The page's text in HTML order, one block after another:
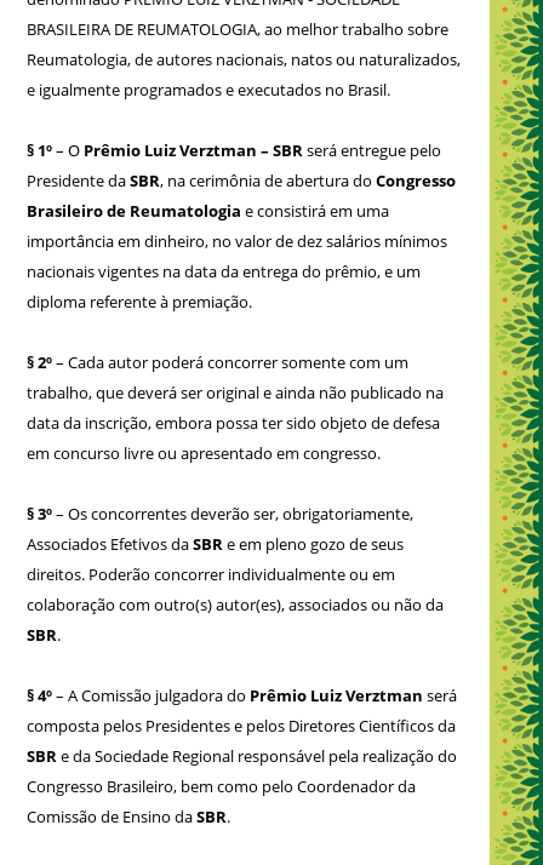
BRASILEIRA DE REUMATOLOGIA, ao melhor trabalho sobre
Reumatologia, de autores nacionais, natos ou naturalizados,
e igualmente programados e executados no Brasil.
§ 1º– O Prêmio Luiz Verztman – SBRserá entregue pelo
Presidente daSBR, na cerimônia de abertura doCongresso
Brasileiro de Reumatologia e consistirá em uma
importância em dinheiro, no valor de dez salários mínimos
nacionais vigentes na data da entrega do prêmio, e um
diploma referente à premiação.
§ 2º– Cada autor poderá concorrer somente com um
trabalho, que deverá ser original e ainda não publicado na
data da inscrição, embora possa ter sido objeto de defesa
em concurso livre ou apresentado em congresso.
§ 3º– Os concorrentes deverão ser, obrigatoriamente,
Associados Efetivos daSBRe em pleno gozo de seus
direitos. Poderão concorrer individualmente ou em
colaboração com outro(s) autor(es), associados ou não da
SBR.
§ 4º– A Comissão julgadora do Prêmio Luiz Verztman será
composta pelos Presidentes e pelos Diretores Científicos da
SBRe da Sociedade Regional responsável pela realização do
Congresso Brasileiro, bem como pelo Coordenador da
Comissão de Ensino daSBR.